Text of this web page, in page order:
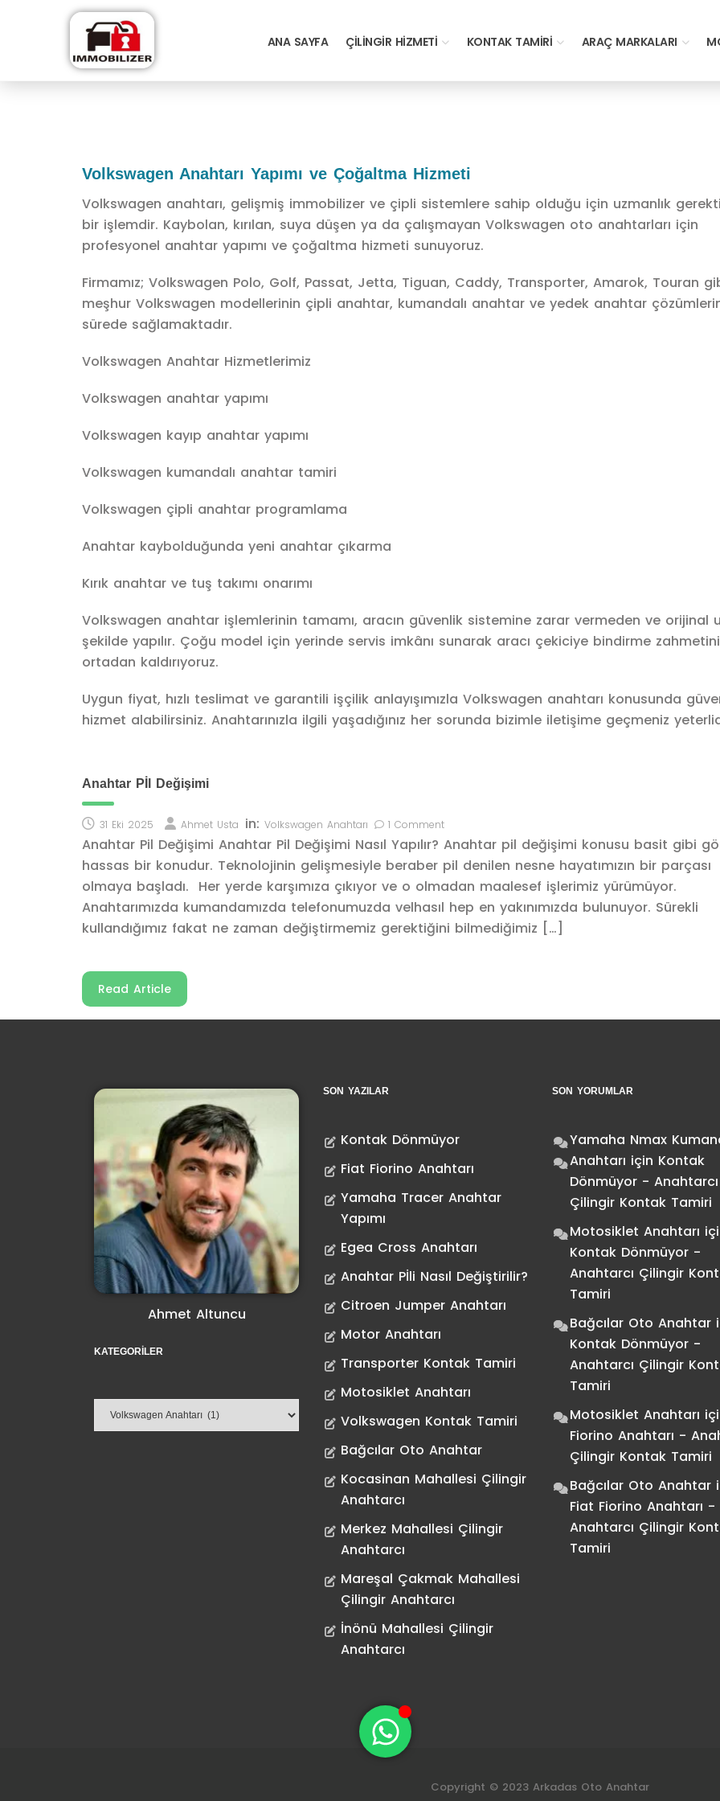
ANA SAYFA ÇILINGIR HIZMETI KONTAK TAMIRI ARAÇ MARKALARI
Volkswagen Anahtarı Yapımı ve Çoğaltma Hizmeti
Volkswagen anahtarı, gelişmiş immobilizer ve çipli sistemlere sahip olduğu için uzmanlık
bir işlemdir. Kaybolan, kırılan, suya düşen ya da çalışmayan Volkswagen oto anahtarları için
profesyonel anahtar yapımı ve çoğaltma hizmeti sunuyoruz.
Firmamız; Volkswagen Polo, Golf, Passat, Jetta, Tiguan, Caddy, Transporter, Amarok, Touran
meşhur Volkswagen modellerinin çipli anahtar, kumandalı anahtar ve yedek anahtar
sürede sağlamaktadır.
Volkswagen Anahtar Hizmetlerimiz
Volkswagen anahtar yapımı
Volkswagen kayıp anahtar yapımı
Volkswagen kumandalı anahtar tamiri
Volkswagen çipli anahtar programlama
Anahtar kaybolduğunda yeni anahtar çıkarma
Kırık anahtar ve tuş takımı onarımı
Volkswagen anahtar işlemlerinin tamamı, aracın güvenlik sistemine zarar vermeden ve orijinal
şekilde yapılır. Çoğu model için yerinde servis imkânı sunarak aracı çekiciye bindirme zahmetini
ortadan kaldırıyoruz.
Uygun fiyat, hızlı teslimat ve garantili işçilik anlayışımızla Volkswagen anahtarı konusunda
hizmet alabilirsiniz. Anahtarınızla ilgili yaşadığınız her sorunda bizimle iletişime geçmeniz
Anahtar Pİl Değişimi
31 Eki 2025 Ahmet Usta in: Volkswagen Anahtarı 1 Comment
Anahtar Pil Değişimi Anahtar Pil Değişimi Nasıl Yapılır? Anahtar pil değişimi konusu basit gibi
hassas bir konudur. Teknolojinin gelişmesiyle beraber pil denilen nesne hayatımızın bir parçası
olmaya başladı. Her yerde karşımıza çıkıyor ve o olmadan maalesef işlerimiz yürümüyor.
Anahtarımızda kumandamızda telefonumuzda velhasıl hep en yakınımızda bulunuyor. Sürekli
kullandığımız fakat ne zaman değiştirmemiz gerektiğini bilmediğimiz […]
Read Article
Ahmet Altuncu
KATEGORILER
SON YAZILAR
Kontak Dönmüyor
Fiat Fiorino Anahtarı
Yamaha Tracer Anahtar
Yapımı
Egea Cross Anahtarı
Anahtar Pİli Nasıl Değiştirilir?
Citroen Jumper Anahtarı
Motor Anahtarı
Transporter Kontak Tamiri
Motosiklet Anahtarı
Volkswagen Kontak Tamiri
Bağcılar Oto Anahtar
Kocasinan Mahallesi Çilingir
Anahtarcı
Merkez Mahallesi Çilingir
Anahtarcı
Mareşal Çakmak Mahallesi
Çilingir Anahtarcı
İnönü Mahallesi Çilingir
Anahtarcı
SON YORUMLAR
Yamaha Nmax
Anahtarı için Kontak
Dönmüyor - Anahtarcı
Çilingir Kontak Tamiri
Motosiklet Anahtarı
Kontak Dönmüyor -
Anahtarcı Çilingir
Tamiri
Bağcılar Oto Anahtar
Kontak Dönmüyor -
Anahtarcı Çilingir
Tamiri
Motosiklet Anahtarı
Fiorino Anahtarı -
Çilingir Kontak Tamiri
Bağcılar Oto Anahtar
Fiat Fiorino Anahtarı -
Anahtarcı Çilingir
Tamiri
Copyright © 2023 Arkadas Oto Anahtar